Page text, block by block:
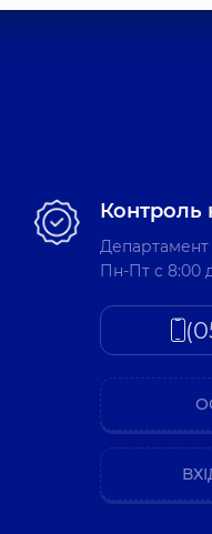
Контроль
Департамент
Пн-Пт c 8:00